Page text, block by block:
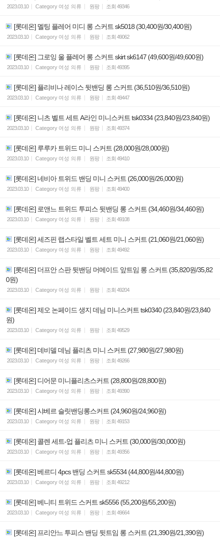
2023.03.10 Category 여성 의류 원팡 조회 49346
[롯데온] 멜팅 플레어 미디 롱 스커트 sk5018 (30,400원/30,400원)
2023.03.10 Category 여성 의류 원팡 조회 49062
[롯데온] 그로잉 울 플레어 롱 스커트 skirt sk6147 (49,600원/49,600원)
2023.03.10 Category 여성 의류 원팡 조회 49395
[롯데온] 플리비나 레이스 뒷밴딩 롱 스커트 (36,510원/36,510원)
2023.03.10 Category 여성 의류 원팡 조회 49447
[롯데온] 니츠 벨트 세트 A라인 미니스커트 tsk0334 (23,840원/23,840원)
2023.03.10 Category 여성 의류 원팡 조회 49374
[롯데온] 루루카 트위드 미니 스커트 (28,000원/28,000원)
2023.03.10 Category 여성 의류 원팡 조회 49410
[롯데온] 네비아 트위드 밴딩 미니 스커트 (26,000원/26,000원)
2023.03.10 Category 여성 의류 원팡 조회 49400
[롯데온] 로앤느 트위드 투피스 뒷밴딩 롱 스커트 (34,460원/34,460원)
2023.03.10 Category 여성 의류 원팡 조회 49108
[롯데온] 세즈핀 랩스타일 벨트 세트 미니 스커트 (21,060원/21,060원)
2023.03.10 Category 여성 의류 원팡 조회 49492
[롯데온] 더프안 스판 뒷밴딩 머메이드 앞트임 롱 스커트 (35,820원/35,82
0원)
2023.03.10 Category 여성 의류 원팡 조회 49204
[롯데온] 제오 논페이드 생지 데님 미니스커트 tsk0340 (23,840원/23,840
원)
2023.03.10 Category 여성 의류 원팡 조회 49529
[롯데온] 데비델 데님 플리츠 미니 스커트 (27,980원/27,980원)
2023.03.10 Category 여성 의류 원팡 조회 49266
[롯데온] 디어문 미니플리츠스커트 (28,800원/28,800원)
2023.03.10 Category 여성 의류 원팡 조회 49390
[롯데온] 샤베르 슬릿밴딩롱스커트 (24,960원/24,960원)
2023.03.10 Category 여성 의류 원팡 조회 49153
[롯데온] 콜렌 세트-업 플리츠 미니 스커트 (30,000원/30,000원)
2023.03.10 Category 여성 의류 원팡 조회 49356
[롯데온] 베르디 4pcs 밴딩 스커트 sk5534 (44,800원/44,800원)
2023.03.10 Category 여성 의류 원팡 조회 49212
[롯데온] 베니티 트위드 스커트 sk5556 (55,200원/55,200원)
2023.03.10 Category 여성 의류 원팡 조회 49664
[롯데온] 프리안느 투피스 밴딩 뒷트임 롱 스커트 (21,390원/21,390원)